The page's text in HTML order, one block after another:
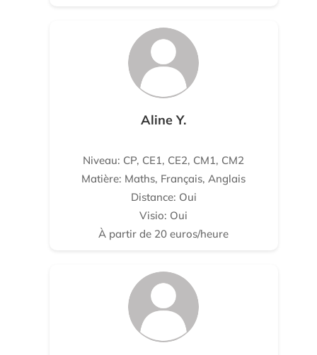
Aline Y.
Niveau: CP, CE1, CE2, CM1, CM2
Matière: Maths, Français, Anglais
Distance: Oui
Visio: Oui
À partir de 20 euros/heure